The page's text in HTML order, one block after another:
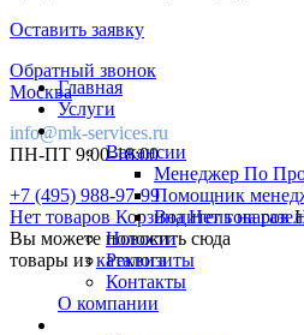
Оставить заявку
Обратный звонок
Москва
info@mk-services.ru
ПН-ПТ 9:00-18:00
+7 (495) 988-97-99
Нет товаров КорзинаНет товаров
Вы можете положить сюда
товары изкаталога
Главная
Услуги
Вакансии
Менеджер По
Помощник
Водитель на
Новости
Реквизиты
Контакты
О компании